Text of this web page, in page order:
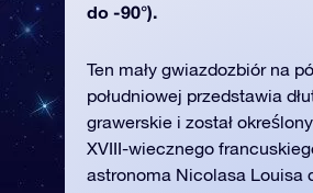
do -90°).
Ten mały gwiazdozbiór na
południowej przedstawia
grawerskie i został
XVIII-wiecznego
astronoma Nicolasa Louisa